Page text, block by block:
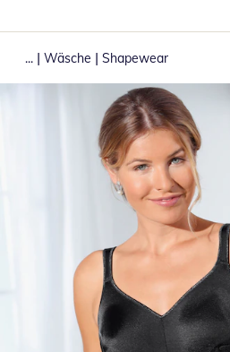
... | Wäsche | Shapewear